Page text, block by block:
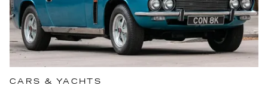
CARS & YACHTS